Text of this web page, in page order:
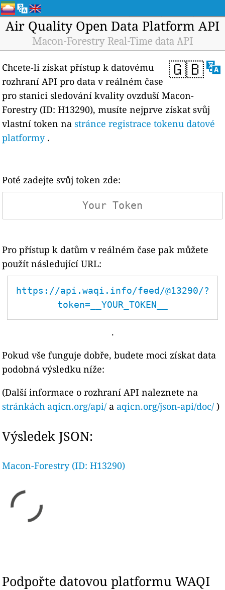
Air Quality Open Data Platform API
Macon-Forestry Real-Time data API
🇬🇧
Chcete-li získat přístup k datovému
rozhraní API pro data v reálném čase
pro stanici sledování kvality ovzduší Macon-
Forestry (ID: H13290), musíte nejprve získat svůj
vlastní token nastránce registrace tokenu datové
platformy.
Poté zadejte svůj token zde:
Pro přístup k datům v reálném čase pak můžete
použít následující URL:
https://api.waqi.info/feed/@13290/?
token=__YOUR_TOKEN__
.
Pokud vše funguje dobře, budete moci získat data
podobná výsledku níže:
(Další informace o rozhraní API naleznete na
stránkách aqicn.org/api/ a aqicn.org/json-api/doc/ )
Výsledek JSON:
Macon-Forestry (ID: H13290)
Podpořte datovou platformu WAQI